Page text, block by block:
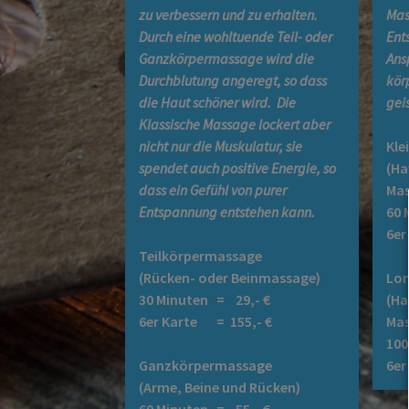
zu verbessern und zu erhalten.
Durch eine wohltuende Teil- oder
Ganzkörpermassage wird die
Durchblutung angeregt, so dass
die Haut schöner wird. Die
Klassische Massage lockert aber
nicht nur die Muskulatur, sie
spendet auch positive Energie, so
dass ein Gefühl von purer
Entspannung entstehen kann.
Teilkörpermassage
(Rücken- oder Beinmassage)
30 Minuten = 29,- €
6er Karte = 155,- €
Ganzkörpermassage
(Arme, Beine und Rücken)
60